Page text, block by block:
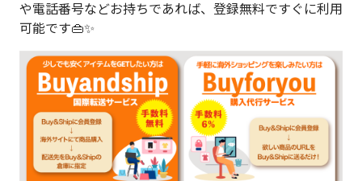
や電話番号などお持ちであれば、登録無料ですぐに利用
可能です👜✨